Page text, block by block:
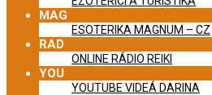
MAG
ESOTERIKA MAGNUM – CZ
RAD
ONLINE RÁDIO REIKI
YOU
YOUTUBE VIDEÁ DARINA